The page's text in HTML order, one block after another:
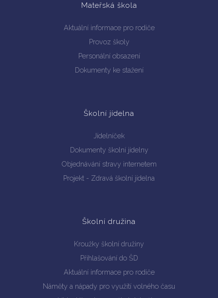
Mateřská škola
Aktuální informace pro rodiče
Provoz školy
Personální obsazení
Dokumenty ke stažení
Školní jídelna
Jídelníček
Dokumenty školní jídelny
Objednávání stravy internetem
Projekt - Zdravá školní jídelna
Školní družina
Kroužky školní družiny
Přihlašování do ŠD
Aktuální informace pro rodiče
Náměty a nápady pro využití volného času